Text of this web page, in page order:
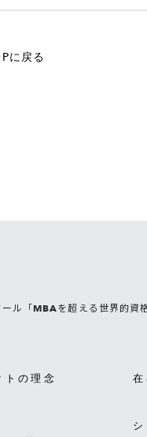
に戻る
ル「MBAを超える世界的資
トの理念